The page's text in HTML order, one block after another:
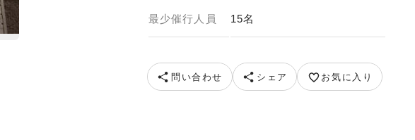
最少催行人員 15名
問い合わせ シェア お気に入り